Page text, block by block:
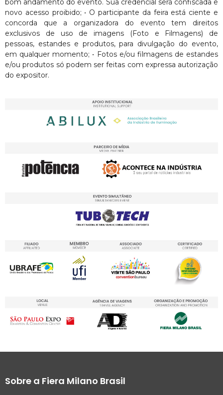
bom andamento do evento. Sua credencial será confiscada e
novo acesso proibido; • O participante da feira está ciente e
concorda que a organizadora do evento tem direitos
exclusivos de uso de imagens (Foto e Filmagens) de
pessoas, estandes e produtos, para divulgação do evento,
em qualquer momento; • Fotos e/ou filmagens de estandes
e/ou produtos só podem ser feitas com expressa autorização
do expositor.
Sobre a Fiera Milano Brasil